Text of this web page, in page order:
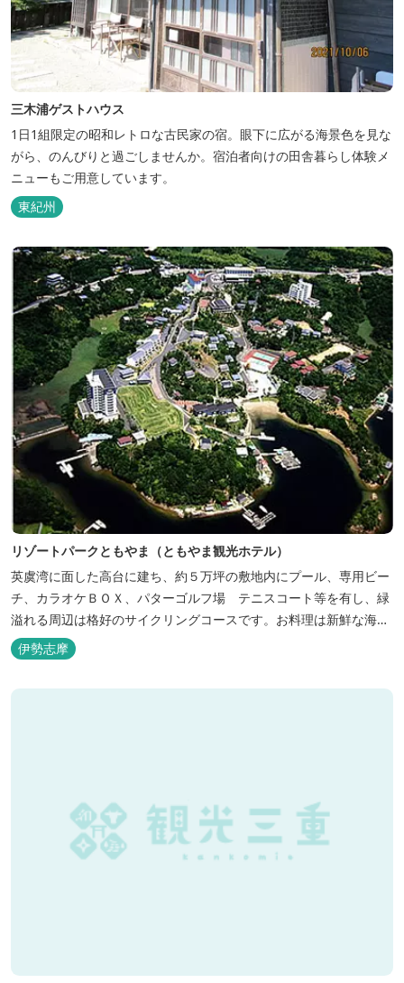
三木浦ゲストハウス
1日1組限定の昭和レトロな古民家の宿。眼下に広がる海景色を見な
がら、のんびりと過ごしませんか。宿泊者向けの田舎暮らし体験メ
ニューもご用意しています。
東紀州
リゾートパークともやま（ともやま観光ホテル）
英虞湾に面した高台に建ち、約５万坪の敷地内にプール、専用ビー
チ、カラオケＢＯＸ、パターゴルフ場 テニスコート等を有し、緑
溢れる周辺は格好のサイクリングコースです。お料理は新鮮な海の
幸をふんだんに使用する荒磯焼、活造会席、伊勢海老残酷鍋会席、
松茸料理（秋）等グルメ志向の方に好評です。夏には野外バーベキ
ューも毎晩行ないます。
伊勢志摩